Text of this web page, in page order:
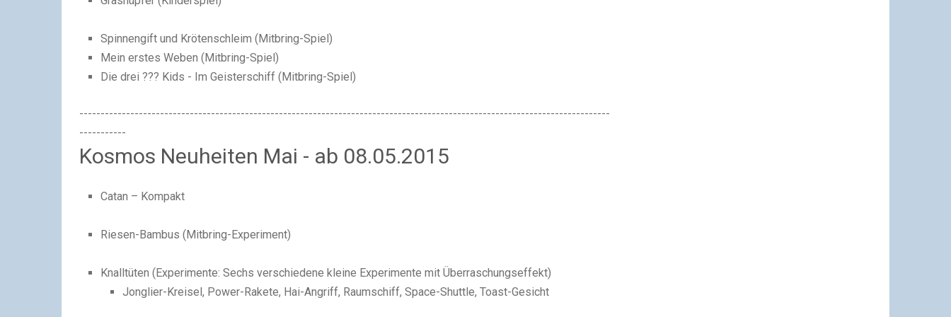
Spinnengift und Krötenschleim ( Mitbring-Spiel)
Mein erstes Weben ( Mitbring-Spiel)
Die drei ??? Kids - Im Geisterschiff ( Mitbring-Spiel)
-----------------------------------------------------------------------------------------------------------------------------
-----------
Kosmos Neuheiten Mai - ab 08.05.2015
Catan – Kompakt
Riesen-Bambus ( Mitbring-Experiment)
Knalltüten ( Experimente: Sechs verschiedene kleine Experimente mit Überraschungseffekt)
Jonglier-Kreisel, Power-Rakete, Hai-Angriff, Raumschiff, Space-Shuttle, Toast-Gesicht